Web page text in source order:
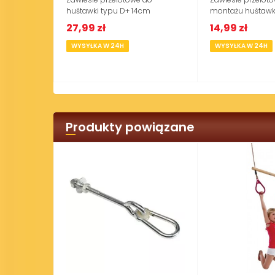
huśtawki typu D+ 14cm
27,99 zł
WYSYŁKA W 24H
montażu
14,99 zł
WYSYŁKA W 24H
Produkty powiązane